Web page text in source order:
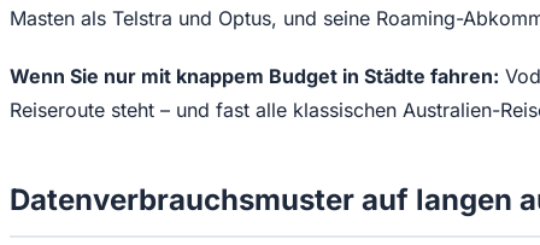
Masten als Telstra und Optus, und seine Roaming-
Wenn Sie nur mit knappem Budget in Städte fahren:
Reiseroute steht – und fast alle klassischen Australien-
Datenverbrauchsmuster auf langen